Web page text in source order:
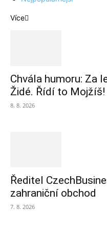
Více
Chvála humoru: Za
Židé. Řídí to Mojžíš!
8. 8. 2026
Ředitel
zahraniční obchod
7. 8. 2026